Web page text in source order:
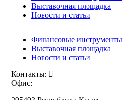
Выставочная площадка
Новости и статьи
Финансовые инструменты
Выставочная площадка
Новости и статьи
Контакты:
Офис: